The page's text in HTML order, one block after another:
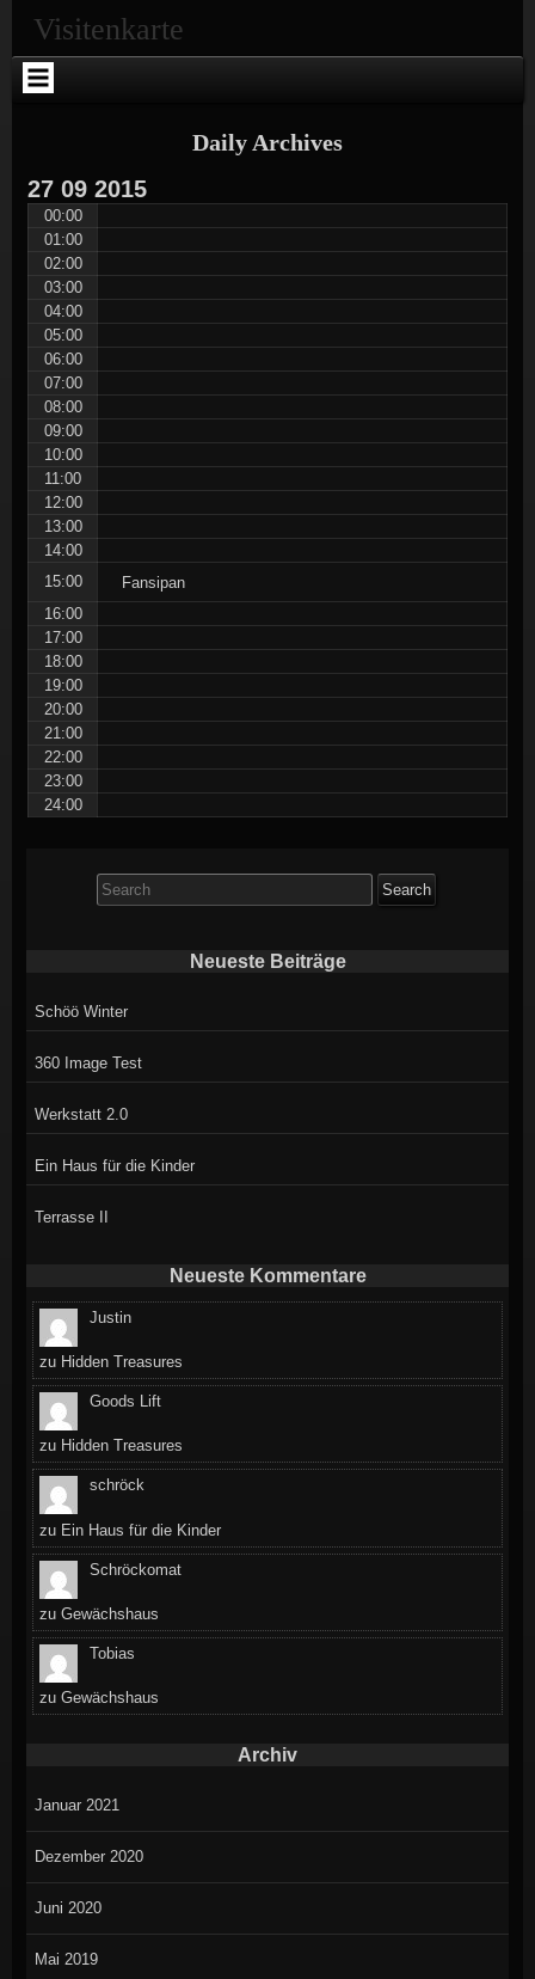
Visitenkarte
Daily Archives
27 09 2015
00:00
01:00
02:00
03:00
04:00
05:00
06:00
07:00
08:00
09:00
10:00
11:00
12:00
13:00
14:00
15:00
Fansipan
16:00
17:00
18:00
19:00
20:00
21:00
22:00
23:00
24:00
Search
for:
Neueste Beiträge
Schöö Winter
360 Image Test
Werkstatt 2.0
Ein Haus für die Kinder
Terrasse II
Neueste Kommentare
Justin
zu Hidden Treasures
Goods Lift
zu Hidden Treasures
schröck
zu Ein Haus für die Kinder
Schröckomat
zuGewächshaus
Tobias
zuGewächshaus
Archiv
Januar 2021
Dezember 2020
Juni 2020
Mai 2019